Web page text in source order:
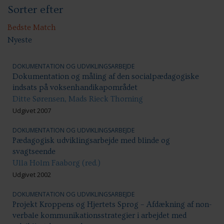
Sorter efter
Bedste Match
Nyeste
DOKUMENTATION OG UDVIKLINGSARBEJDE
Dokumentation og måling af den socialpædagogiske
indsats på voksenhandikapområdet
Ditte Sørensen, Mads Rieck Thorning
Udgivet 2007
DOKUMENTATION OG UDVIKLINGSARBEJDE
Pædagogisk udviklingsarbejde med blinde og
svagtseende
Ulla Holm Faaborg (red.)
Udgivet 2002
DOKUMENTATION OG UDVIKLINGSARBEJDE
Projekt Kroppens og Hjertets Sprog – Afdækning af non-
verbale kommunikationsstrategier i arbejdet med